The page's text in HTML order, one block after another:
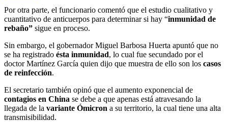
Por otra parte, el funcionario comentó que el estudio cualitativo y
cuantitativo de anticuerpos para determinar si hay “inmunidad de
rebaño” sigue en proceso.
Sin embargo, el gobernador Miguel Barbosa Huerta apuntó que no
se ha registrado ésta inmunidad, lo cual fue secundado por el
doctor Martínez García quien dijo que muestra de ello son los casos
de reinfección.
El secretario también opinó que el aumento exponencial de
contagios en China se debe a que apenas está atravesando la
llegada de la variante Ómicron a su territorio, la cual tiene una alta
transmisibilidad.